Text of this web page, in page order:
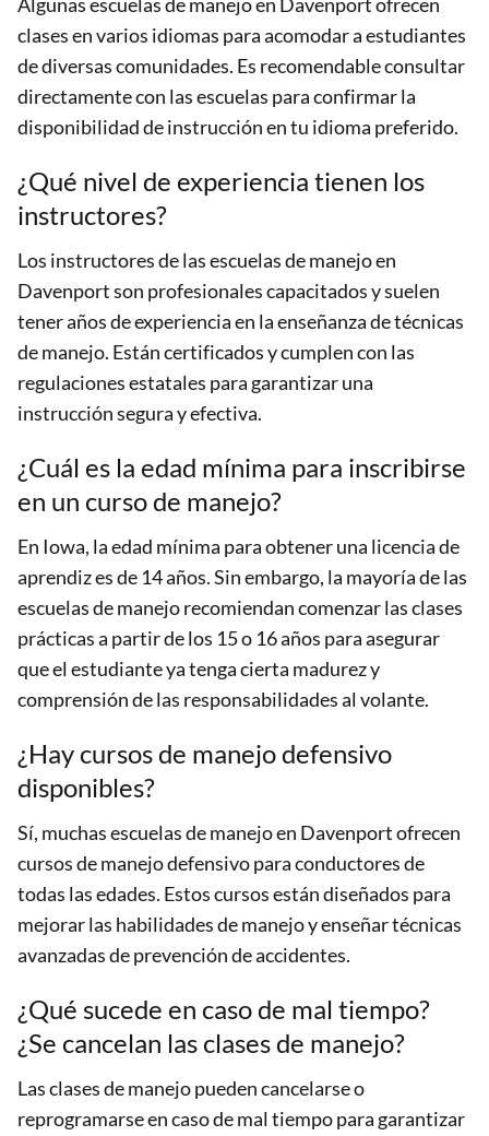
clases en varios idiomas para acomodar a estudiantes
de diversas comunidades. Es recomendable consultar
directamente con las escuelas para confirmar la
disponibilidad de instrucción en tu idioma preferido.
¿Qué nivel de experiencia tienen los
instructores?
Los instructores de las escuelas de manejo en
Davenport son profesionales capacitados y suelen
tener años de experiencia en la enseñanza de técnicas
de manejo. Están certificados y cumplen con las
regulaciones estatales para garantizar una
instrucción segura y efectiva.
¿Cuál es la edad mínima para inscribirse
en un curso de manejo?
En Iowa, la edad mínima para obtener una licencia de
aprendiz es de 14 años. Sin embargo, la mayoría de las
escuelas de manejo recomiendan comenzar las clases
prácticas a partir de los 15 o 16 años para asegurar
que el estudiante ya tenga cierta madurez y
comprensión de las responsabilidades al volante.
¿Hay cursos de manejo defensivo
disponibles?
Sí, muchas escuelas de manejo en Davenport ofrecen
cursos de manejo defensivo para conductores de
todas las edades. Estos cursos están diseñados para
mejorar las habilidades de manejo y enseñar técnicas
avanzadas de prevención de accidentes.
¿Qué sucede en caso de mal tiempo?
¿Se cancelan las clases de manejo?
Las clases de manejo pueden cancelarse o
reprogramarse en caso de mal tiempo para garantizar